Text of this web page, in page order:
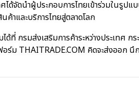
ทศได้จัดนำผู้ประกอบการไทยเข้าร่วมใ
ค้าและบริการไทยสู่ตลาดโลก
ด้ที่ กรมส่งเสริมการค้าระหว่างประเทศ
อร์ม THAITRADE.COM คิดจะส่งออก